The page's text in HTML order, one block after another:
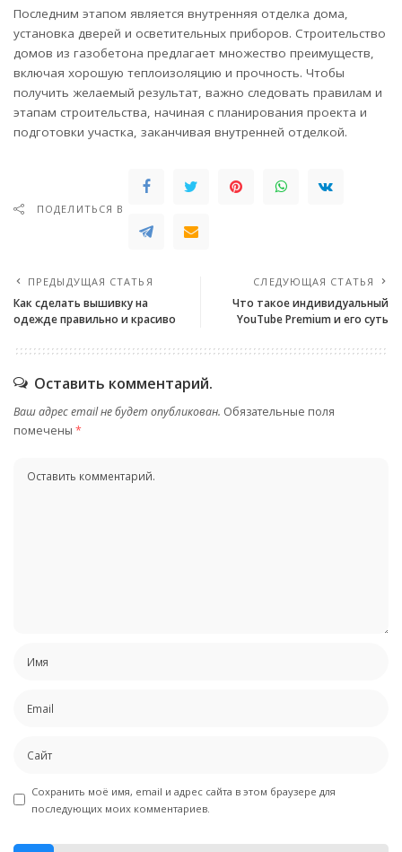
Последним этапом является внутренняя отделка дома,
установка дверей и осветительных приборов. Строительство
домов из газобетона предлагает множество преимуществ,
включая хорошую теплоизоляцию и прочность. Чтобы
получить желаемый результат, важно следовать правилам и
этапам строительства, начиная с планирования проекта и
подготовки участка, заканчивая внутренней отделкой.
ПОДЕЛИТЬСЯ В
ПРЕДЫДУЩАЯ СТАТЬЯ
Как сделать вышивку на
одежде правильно и красиво
СЛЕДУЮЩАЯ СТАТЬЯ
Что такое индивидуальный
YouTube Premium и его суть
Оставить комментарий.
Ваш адрес email не будет опубликован. Обязательные поля
помечены *
Сохранить моё имя, email и адрес сайта в этом браузере для
последующих моих комментариев.